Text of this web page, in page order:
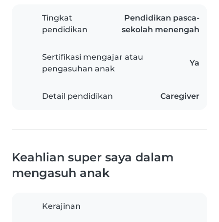
Tingkat
pendidikan
Pendidikan pasca-
sekolah menengah
Sertifikasi mengajar atau
pengasuhan anak
Ya
Detail pendidikan Caregiver
Keahlian super saya dalam
mengasuh anak
Kerajinan